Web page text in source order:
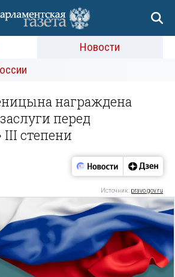
Новости
награждена
перед
степени
Источник: pravo.gov.ru